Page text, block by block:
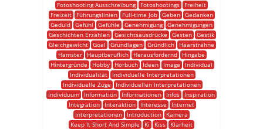
Fotoshooting Ausschreibung
Fotoshootings
Freiheit
Freizeit
Führungslinien Full-time Job Geben
Gedanken
Geduld Gefühl Gefühle Genehmigung Genehmigungen
Geschichten Erzählen Gesichtsausdrücke Gesten Gestik
Gleichgewicht Goal Grundlagen Gründlich
Haarsträhne
Hamster
Hauptberuflich Herausfordernd
Hingabe
Hintergründe
Hobby Hörbuch Ideen Image
Individual
Individualität
Individuelle Interpretationen
Individuelle Züge
Individuellen Interpretationen
Individuum
Information Informationen Infos
Inspiration
Integration
Interaktion Interesse
Internet
Interpretationen
Introduction
Kamera
Keep It Short And Simple
Ki Kiss
Klarheit